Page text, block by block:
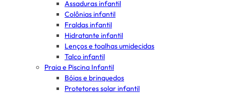
Assaduras infantil
Colônias infantil
Fraldas infantil
Hidratante infantil
Lenços e toalhas umidecidas
Talco infantil
Praia e Piscina Infantil
Bóias e brinquedos
Protetores solar infantil